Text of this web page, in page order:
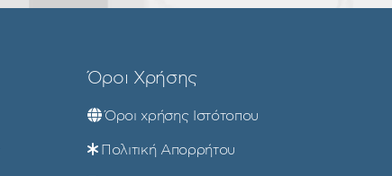
Όροι Χρήσης
Όροι χρήσης Ιστότοπου
Πολιτική Απορρήτου